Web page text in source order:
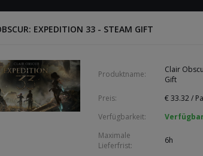
EXPEDITION 33 - STEAM GIFT
Produktname:
Clair
Gift
Preis:
€33.32/
Verfügbarkeit:
Maximale
Lieferfrist:
6h